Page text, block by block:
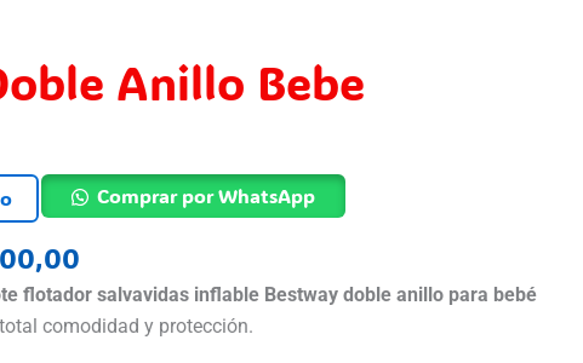
Anillo Bebe
flotador salvavidas inflable Bestway doble anillo para bebé
comodidad y protección.
Comprar por WhatsApp